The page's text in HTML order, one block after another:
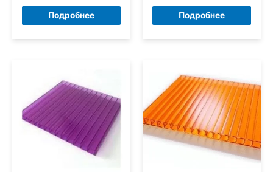
Подробнее Подробнее